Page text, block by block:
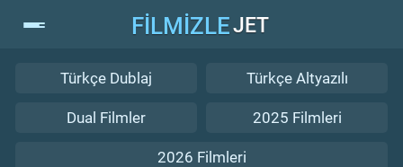
FİLMİZLEJET
Türkçe Dublaj Türkçe Altyazılı
Dual Filmler 2025 Filmleri
2026 Filmleri